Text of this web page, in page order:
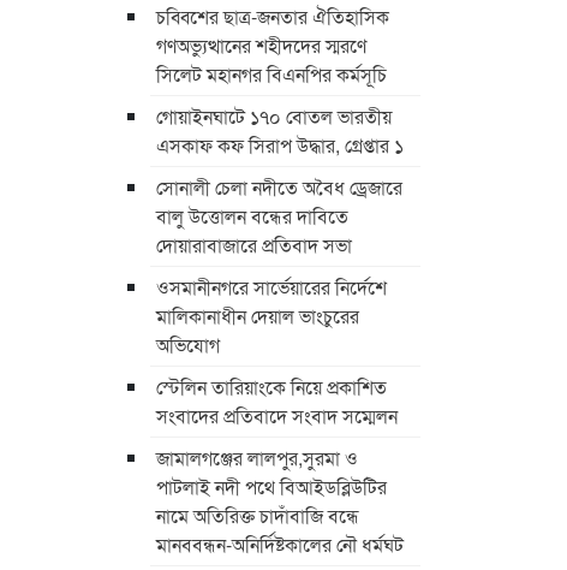
চব্বিশের ছাত্র-জনতার ঐতিহাসিক
গণঅভ্যুত্থানের শহীদদের স্মরণে
সিলেট মহানগর বিএনপির কর্মসূচি
গোয়াইনঘাটে ১৭০ বোতল ভারতীয়
এসকাফ কফ সিরাপ উদ্ধার, গ্রেপ্তার ১
সোনালী চেলা নদীতে অবৈধ ড্রেজারে
বালু উত্তোলন বন্ধের দাবিতে
দোয়ারাবাজারে প্রতিবাদ সভা
ওসমানীনগরে সার্ভেয়ারের নির্দেশে
মালিকানাধীন দেয়াল ভাংচুরের
অভিযোগ
স্টেলিন তারিয়াংকে নিয়ে প্রকাশিত
সংবাদের প্রতিবাদে সংবাদ সম্মেলন
জামালগঞ্জের লালপুর,সুরমা ও
পাটলাই নদী পথে বিআইডব্লিউটির
নামে অতিরিক্ত চাদাঁবাজি বন্ধে
মানববন্ধন-অনির্দিষ্টকালের নৌ ধর্মঘট